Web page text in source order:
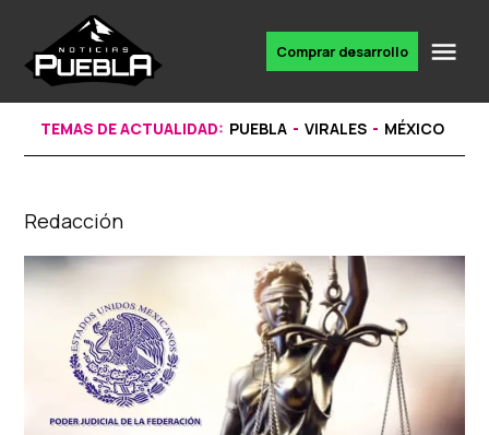
content
noticias
Comprar desarrollo
TEMAS DE ACTUALIDAD: PUEBLA VIRALES MÉXICO
Redacción